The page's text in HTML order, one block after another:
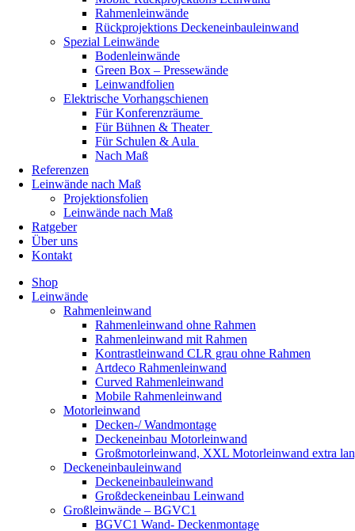
Rahmenleinwände
Rückprojektions Deckeneinbauleinwand
Spezial Leinwände
Bodenleinwände
Green Box – Pressewände
Leinwandfolien
Elektrische Vorhangschienen
Für Konferenzräume
Für Bühnen & Theater
Für Schulen & Aula
Nach Maß
Referenzen
Leinwände nach Maß
Projektionsfolien
Leinwände nach Maß
Ratgeber
Über uns
Kontakt
Shop
Leinwände
Rahmenleinwand
Rahmenleinwand ohne Rahmen
Rahmenleinwand mit Rahmen
Kontrastleinwand CLR grau ohne Rahmen
Artdeco Rahmenleinwand
Curved Rahmenleinwand
Mobile Rahmenleinwand
Motorleinwand
Decken-/ Wandmontage
Deckeneinbau Motorleinwand
Großmotorleinwand, XXL Motorleinwand extra
Deckeneinbauleinwand
Deckeneinbauleinwand
Großdeckeneinbau Leinwand
Großleinwände – BGVC1
BGVC1 Wand- Deckenmontage